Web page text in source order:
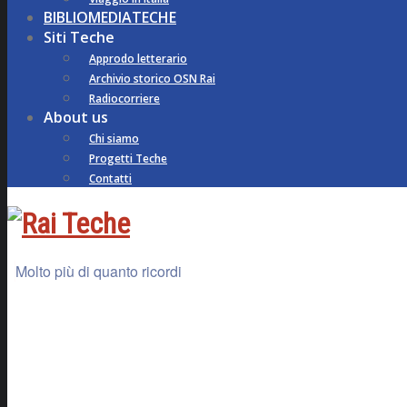
BIBLIOMEDIATECHE
Siti Teche
Approdo letterario
Archivio storico OSN Rai
Radiocorriere
About us
Chi siamo
Progetti Teche
Contatti
Molto più di quanto ricordi